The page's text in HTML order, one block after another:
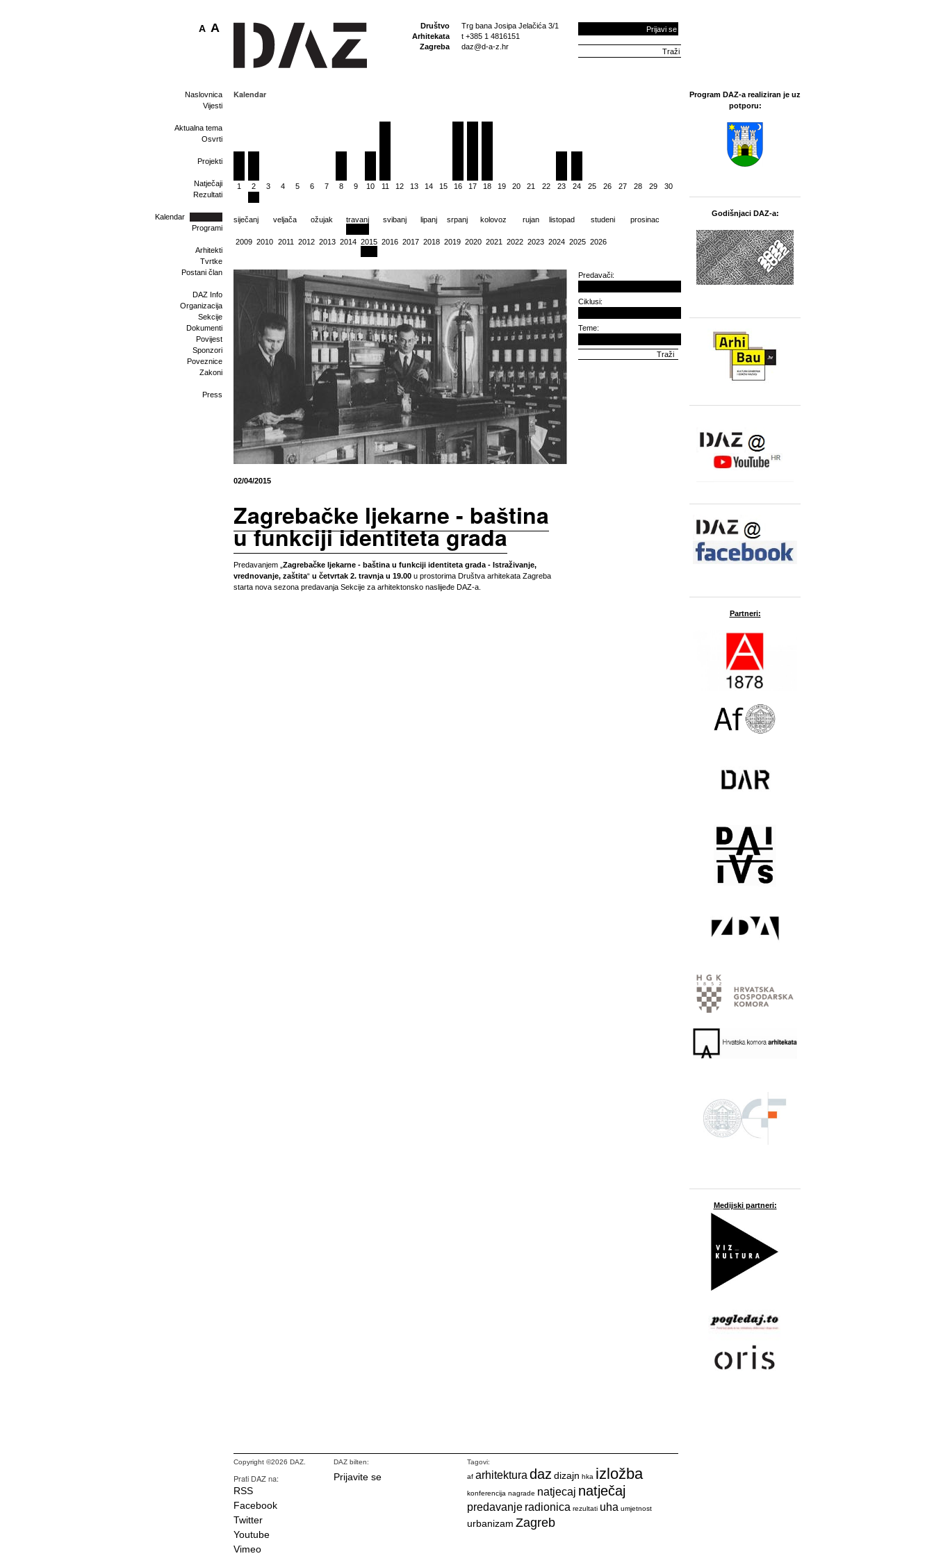
Društvo
Arhitekata
Zagreba
Trg bana Josipa Jelačića 3/1
t +385 1 4816151
daz@d-a-z.hr
Prijavi se
A A
Naslovnica
Vijesti
Aktualna tema
Osvrti
Projekti
Natječaji
Rezultati
Kalendar
Programi
Arhitekti
Tvrtke
Postani član
DAZ Info
Organizacija
Sekcije
Dokumenti
Povijest
Sponzori
Poveznice
Zakoni
Press
Kalendar
1 2 3 4 5 6 7 8 9 10 11 12 13 14 15 16 17 18 19 20 21 22 23 24 25 26 27 28 29 30
siječanj veljača ožujak travanj svibanj lipanj srpanj kolovoz rujan listopad studeni prosinac
2009 2010 2011 2012 2013 2014 2015 2016 2017 2018 2019 2020 2021 2022 2023 2024 2025 2026
02/04/2015
Zagrebačke ljekarne - baština
u funkciji identiteta grada
Predavanjem „ Zagrebačke ljekarne - baština u funkciji identiteta grada - Istraživanje,
vrednovanje, zaštita“ u četvrtak 2. travnja u 19.00 u prostorima Društva arhitekata Zagreba
starta nova sezona predavanja Sekcije za arhitektonsko naslijeđe DAZ-a.
Predavači:
Ciklusi:
Teme:
Program DAZ-a realiziran je uz
potporu:
Godišnjaci DAZ-a:
Partneri:
Medijski partneri:
Copyright ©2026 DAZ.
Prati DAZ na:
RSS
Facebook
Twitter
Youtube
Vimeo
DAZ bilten:
Prijavite se
Tagovi:
af arhitektura daz dizajn hka izložba
konferencija nagrade natjecaj natječaj
predavanje radionica rezultati uha umjetnost
urbanizam Zagreb